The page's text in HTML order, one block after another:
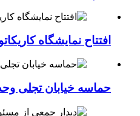
افتتاح نمایشگاه
حماسه خیابان تجلی